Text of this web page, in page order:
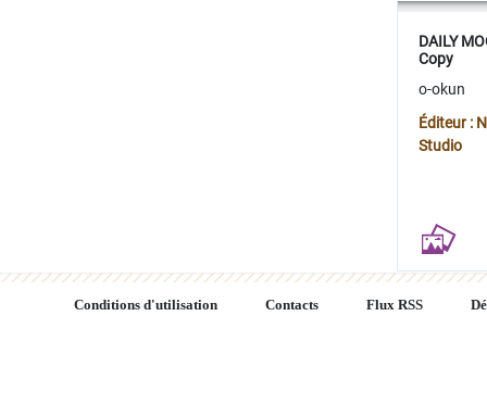
DAILY
Copy
o-okun
Éditeur :
Studio
Conditions d'utilisation Contacts Flux RSS